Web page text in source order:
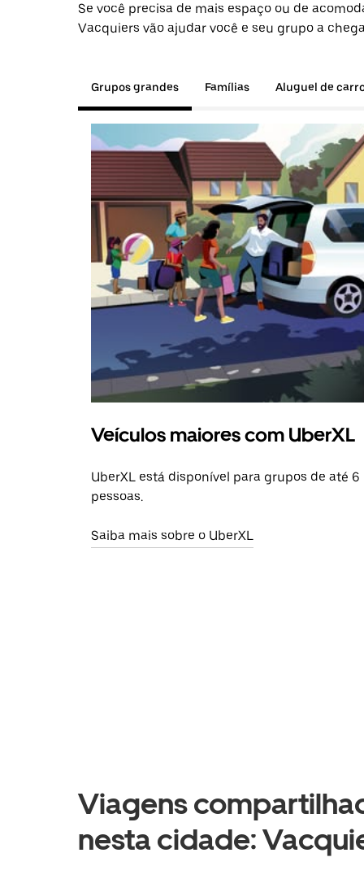
Se você precisa de mais espaço ou de
Vacquiers vão ajudar você e seu grupo a
Grupos grandes Famílias Aluguel de
Veículos maiores com UberXL
UberXL está disponível para grupos de até 6
pessoas.
Saiba mais sobre o UberXL
Viagens
nesta cidade: